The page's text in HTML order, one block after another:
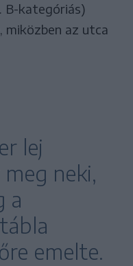
B-kategóriás)
miközben az utca
lej
neki,
a
emelte.